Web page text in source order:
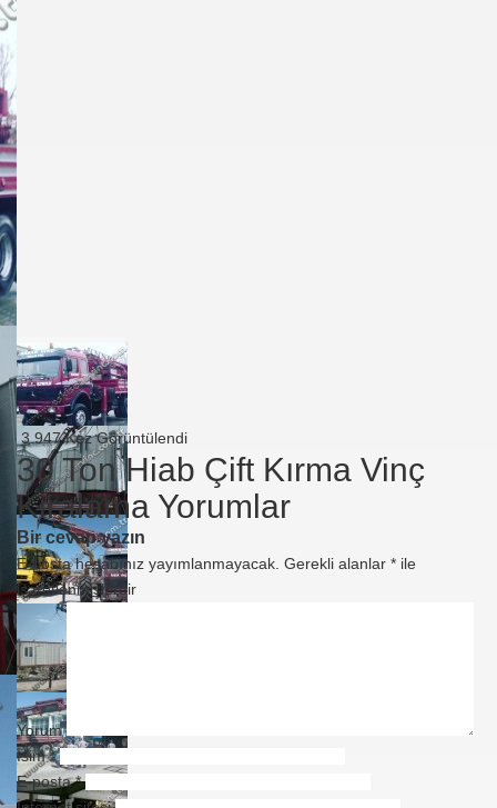
3.947 Kez Görüntülendi
30 Ton Hiab Çift Kırma Vinç
Kiralama Yorumlar
Bir cevap yazın
E-posta hesabınız yayımlanmayacak. Gerekli alanlar * ile
işaretlenmişlerdir
Yorum
İsim*
E-posta*